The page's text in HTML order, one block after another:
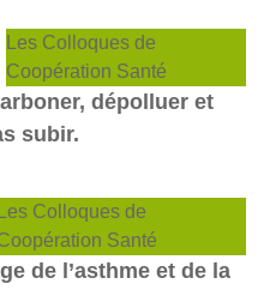
Les Colloques de
Coopération Santé
dépolluer et
subir.
Les Colloques de
Santé
de l’asthme et de la